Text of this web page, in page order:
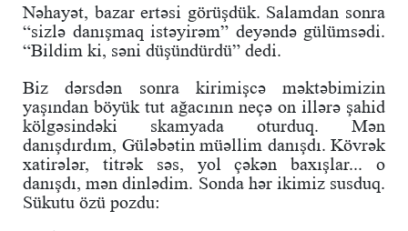
Nəhayət, bazar ertəsi görüşdük. Salamdan sonra
“sizlə danışmaq istəyirəm” deyəndə gülümsədi.
“Bildim ki, səni düşündürdü” dedi.
Biz dərsdən sonra kirimişcə məktəbimizin
yaşından böyük tut ağacının neçə on illərə şahid
kölgəsindəki skamyada oturduq. Mən
danışdırdım, Güləbətin müəllim danışdı. Kövrək
xatirələr, titrək səs, yol çəkən baxışlar... o
danışdı, mən dinlədim. Sonda hər ikimiz susduq.
Sükutu özü pozdu: